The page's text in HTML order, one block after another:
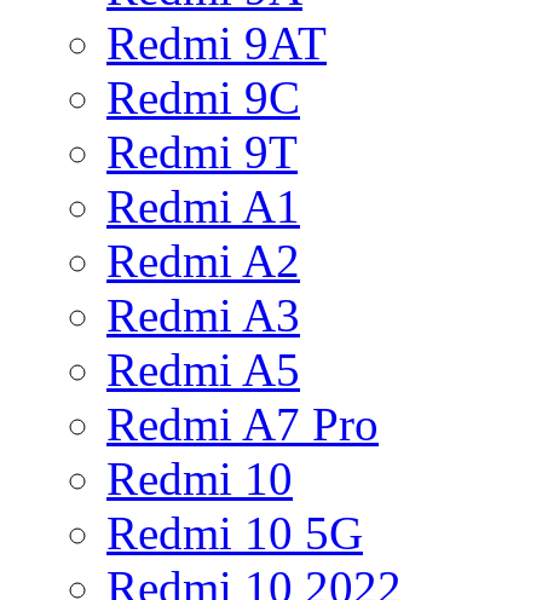
Redmi 9AT
Redmi 9C
Redmi 9T
Redmi A1
Redmi A2
Redmi A3
Redmi A5
Redmi A7 Pro
Redmi 10
Redmi 10 5G
Redmi 10 2022